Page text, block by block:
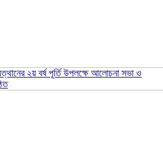
২য় বর্ষ পূর্তি উপলক্ষে আলোচনা সভা ও